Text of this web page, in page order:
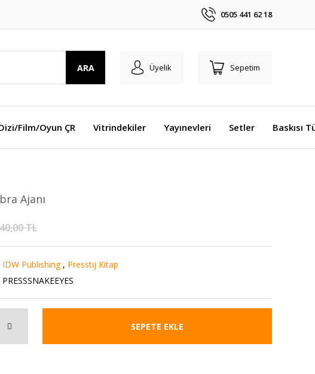
0505 441 62 18
ARA Üyelik Sepetim
Film/Oyun ÇR Vitrindekiler Yayınevleri Setler Baskısı
Ajanı
TL
IDW Publishing , Presstij Kitap
PRESSSNAKEEYES
SEPETE EKLE